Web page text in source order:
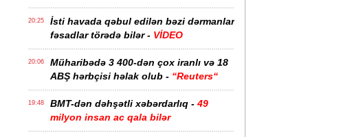
20:25
İsti havada qəbul edilən bəzi dərmanlar
fəsadlar törədə bilər - VİDEO
20:06
Müharibədə 3 400-dən çox iranlı və 18
ABŞ hərbçisi həlak olub - “Reuters“
19:48 BMT-dən dəhşətli xəbərdarlıq - 49
milyon insan ac qala bilər